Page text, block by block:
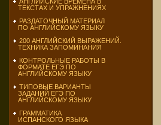
ТЕКСТАХ И УПРАЖНЕНИЯХ
РАЗДАТОЧНЫЙ МАТЕРИАЛ
ПО АНГЛИЙСКОМУ ЯЗЫКУ
200 АНГЛИЙСКИЙ ВЫРАЖЕНИЙ.
ТЕХНИКА ЗАПОМИНАНИЯ
КОНТРОЛЬНЫЕ РАБОТЫ В
ФОРМАТЕ ЕГЭ ПО
АНГЛИЙСКОМУ ЯЗЫКУ
ТИПОВЫЕ ВАРИАНТЫ
ЗАДАНИЙ ЕГЭ ПО
АНГЛИЙСКОМУ ЯЗЫКУ
ГРАММАТИКА
ИСПАНСКОГО ЯЗЫКА